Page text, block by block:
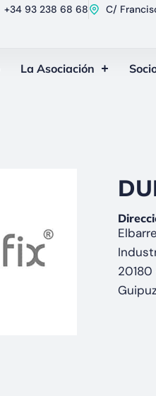
+34 93 238 68 68 C/
La Asociación